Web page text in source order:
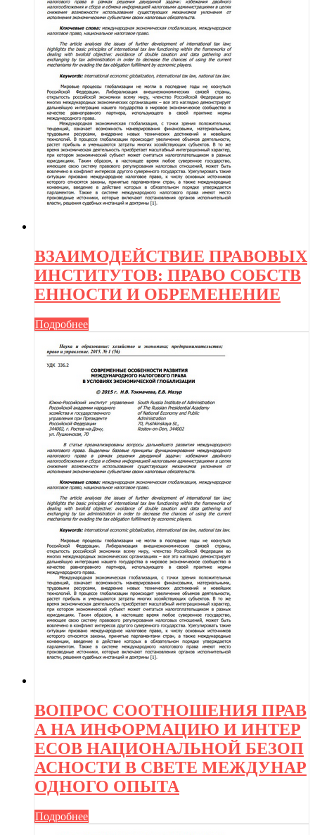
ВЗАИМОДЕЙСТВИЕ ПРАВОВЫХ
ИНСТИТУТОВ: ПРАВО СОБСТВ
ЕННОСТИ И ОБРЕМЕНЕНИЕ
Подробнее
ВОПРОС СООТНОШЕНИЯ ПРАВ
А НА ИНФОРМАЦИЮ И ИНТЕР
ЕСОВ НАЦИОНАЛЬНОЙ БЕЗОП
АСНОСТИ В СВЕТЕ МЕЖДУНАР
ОДНОГО ОПЫТА
Подробнее